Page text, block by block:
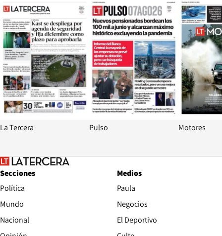
La Tercera Pulso Motores
Secciones
Política
Mundo
Nacional
Medios
Paula
Negocios
El Deportivo